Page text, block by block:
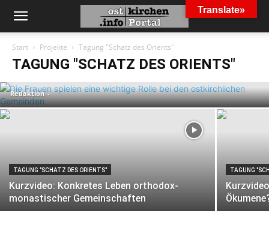
Start Projekte Tagung "Schatz des Orients"
TAGUNG "SCHATZ DES ORIENTS"
Die Frauen spielen eine wichtige Rolle bei
Redaktion -
TAGUNG "SCHATZ DES ORIENTS"
Kurzvideo: Konkretes Leben orthodox-
monastischer Gemeinschaften
TAGUNG
Translate»